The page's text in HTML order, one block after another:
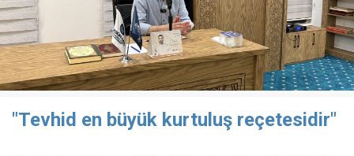
"Tevhid en büyük kurtuluş reçetesidir"